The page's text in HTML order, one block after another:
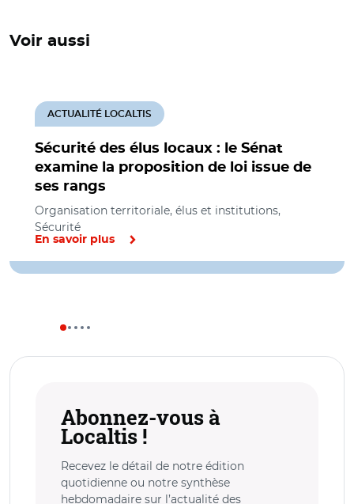
Voir aussi
Sécurité des élus locaux : le Sénat
examine la proposition de loi issue de
ses rangs
ACTUALITÉ LOCALTIS
Organisation territoriale, élus et institutions,
Sécurité
En savoir plus
Abonnez-vous à
Localtis !
Recevez le détail de notre édition
quotidienne ou notre synthèse
hebdomadaire sur l’actualité des